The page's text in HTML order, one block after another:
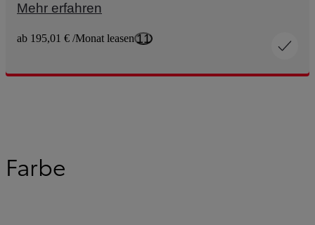
Mehr erfahren
ab 195,01 € /Monat leasen 11
Farbe